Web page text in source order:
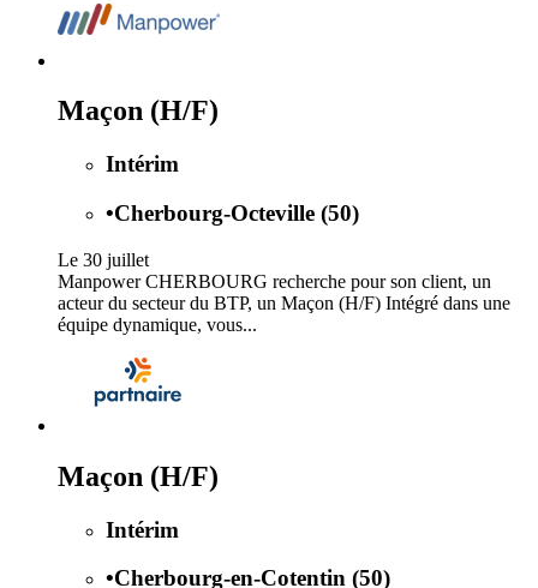
Maçon (H/F)
Intérim
•Cherbourg-Octeville (50)
Le 30 juillet
Manpower CHERBOURG recherche pour son client, un
acteur du secteur du BTP, un Maçon (H/F) Intégré dans une
équipe dynamique, vous...
Maçon (H/F)
Intérim
•Cherbourg-en-Cotentin (50)